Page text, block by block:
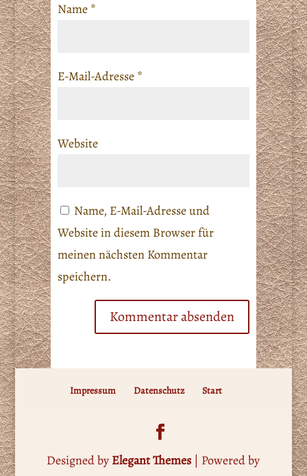
Name *
E-Mail-Adresse *
Website
Name, E-Mail-Adresse und
Website in diesem Browser für
meinen nächsten Kommentar
speichern.
Impressum Datenschutz Start
Designed by Elegant Themes | Powered by